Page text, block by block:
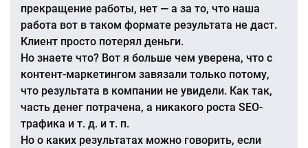
прекращение работы, нет — а за то, что наша
работа вот в таком формате результата не даст.
Клиент просто потерял деньги.
Но знаете что? Вот я больше чем уверена, что с
контент-маркетингом завязали только потому,
что результата в компании не увидели. Как так,
часть денег потрачена, а никакого роста SEO-
трафика и т. д. и т. п.
Но о каких результатах можно говорить, если